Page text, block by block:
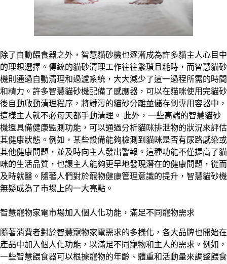
除了自動餵食器之外，智慧貓砂機也逐漸成為許多貓主人心目中
的理想選擇。傳統的貓砂清理工作往往繁瑣且耗時，而智慧貓砂
機則通過自動清理和過濾系統，大大減少了這一過程所需的時間
和精力。許多智慧貓砂機配備了感應器，可以在貓咪使用完貓砂
後自動啟動清理程序，將髒污的貓砂分離並儲存到專用容器中，
這樣主人就不必每天都手動清理。 此外，一些高端的智慧貓砂
機還具備健康監測功能，可以通過分析貓咪排泄物的狀況來評估
其健康狀態。例如，某些設備能夠檢測到貓咪是否有尿路感染或
其他健康問題，並及時向主人發出警報。這種功能不僅提高了貓
咪的生活品質，也讓主人能夠更早地發現潛在的健康問題，從而
及時就醫。隨著人們對於寵物健康管理意識的提升，智慧貓砂機
無疑成為了市場上的一大亮點。
智慧寵物家電市場加入個人化功能，滿足不同寵物需求
隨著消費者對於智慧寵物家電需求的多樣化，各大品牌也開始在
產品中加入個人化功能，以滿足不同寵物和主人的需求。例如，
一些智慧餵食器可以根據寵物的年齡、體重和活動量來調整餵食